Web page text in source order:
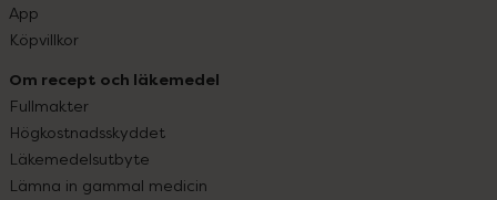
App
Köpvillkor
Om recept och läkemedel
Fullmakter
Högkostnadsskyddet
Läkemedelsutbyte
Lämna in gammal medicin